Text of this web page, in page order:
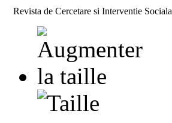
Revista de Cercetare si Interventie Sociala